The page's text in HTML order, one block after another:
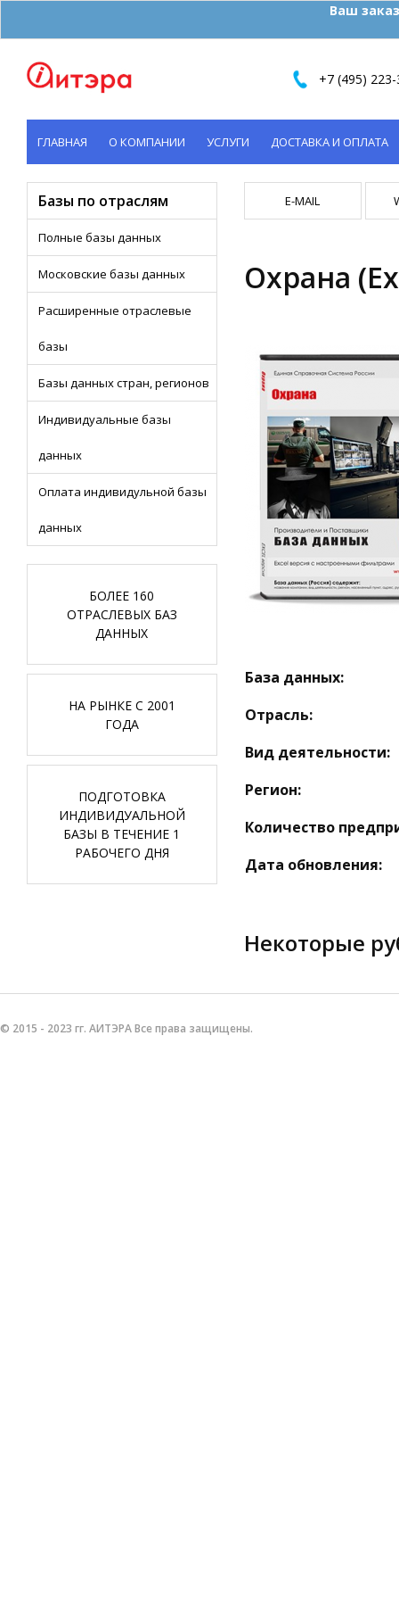
Ваш
+7 (495)
ГЛАВНАЯ О КОМПАНИИ УСЛУГИ ДОСТАВКА И ОПЛАТА
КОНТАКТЫ
Базы по отраслям
Полные базы данных
Московские базы данных
Расширенные отраслевые
базы
Базы данных стран, регионов
Индивидуальные базы
данных
Оплата индивидульной базы
данных
БОЛЕЕ 160
ОТРАСЛЕВЫХ БАЗ
ДАННЫХ
НА РЫНКЕ С 2001
ГОДА
ПОДГОТОВКА
ИНДИВИДУАЛЬНОЙ
БАЗЫ В ТЕЧЕНИЕ 1
РАБОЧЕГО ДНЯ
E-MAIL
Охрана
База данных:
Отрасль:
Вид деятельности:
Регион:
Количество
Дата обновления:
Некоторые
© 2015 - 2023 гг. АИТЭРА Все права защищены.